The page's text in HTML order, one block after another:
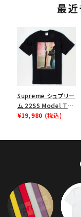
最
Supreme シュプリー
ム 22SS Model Tee
モデルTシャツ ブラッ
¥19,980 (税込)